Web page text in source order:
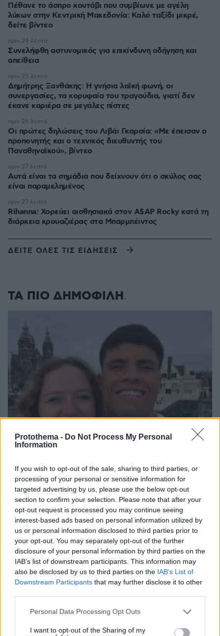
Protothema - Do Not Process My Personal
Information
If you wish to opt-out of the sale, sharing to third parties, or
processing of your personal or sensitive information for
targeted advertising by us, please use the below opt-out
section to confirm your selection. Please note that after your
opt-out request is processed you may continue seeing
interest-based ads based on personal information utilized by
us or personal information disclosed to third parties prior to
your opt-out. You may separately opt-out of the further
disclosure of your personal information by third parties on the
IAB’s list of downstream participants. This information may
also be disclosed by us to third parties on the IAB’s List of
Downstream Participants that may further disclose it to other
Please note that this website/app uses one or more Google
not limited to your visit or usage behaviour. You may click to
Personal Data Processing Opt Outs
I want to opt-out of the Sharing of my
Πέθανε το άσπρο κουτάβι που συμβίωνε με αγέλη
λύκων στην Κεντρική Μακεδονία: Καλό ταξίδι μικρέ,
δείτε βίντεο
Συνελήφθη αστυνομικός για επικίνδυνη οδήγηση και
απείθεια
πριν 24 λεπτά
Δημήτρης Ξανθάκης: Η γνήσια λαϊκή φωνή, οι
συνεργασίες, τα κορυφαία του τραγούδια, γιατί δεν
έκανε καριέρα σε μεγάλες πίστες
πριν 25 λεπτά
Οι πρώτες δηλώσεις του Λιβάι Γκαρσία: «Με έπεισαν ο
προπονητής και ο τεχνικός διευθυντής του
Παναθηναϊκού», βίντεο
πριν 26 λεπτά
Αυτά είναι τα σημάδια που δείχνουν ότι ο σκύλος σας
είναι παραμελημένος
πριν 27 λεπτά
Rihanna: Χορεύει αισθησιακά στον A$AP Rocky κατά τη
διάρκεια κρουαζιέρας στα Μπαρμπέιντος
πριν 27 λεπτά
ΔΕΙΤΕ ΟΛΕΣ ΤΙΣ ΕΙΔΗΣΕΙΣ
ΤΑ ΠΙΟ ΔΗΜΟΦΙΛΗ
Η αποκαλυπτική κατάθεση της συζύγου του
Αφγανού: Πώς γνωρίσαμε τη Λίσα, γιατί
υποψιάστηκα ότι ήταν το πτώμα στη βαλίτσα
06.08.2026, 12:32